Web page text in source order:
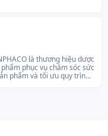
loại bỏ trứng cá
cho trẻ em và
là thương hiệu dược
phục vụ chăm sóc sức
phẩm và tối ưu quy trình